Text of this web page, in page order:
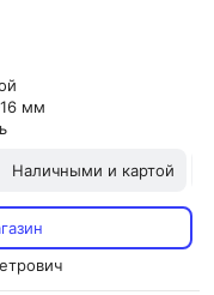
мм
Наличными и картой